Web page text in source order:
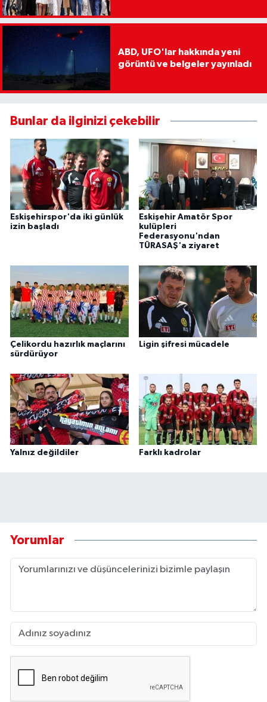
ABD, UFO'lar hakkında yeni
görüntü ve belgeler yayınladı
Bunlar da ilginizi çekebilir
Eskişehirspor'da iki günlük
izin başladı
Eskişehir Amatör Spor
kulüpleri
Federasyonu'ndan
TÜRASAŞ'a ziyaret
Çelikordu hazırlık maçlarını
sürdürüyor
Ligin şifresi mücadele
Yalnız değildiler Farklı kadrolar
Yorumlar